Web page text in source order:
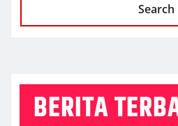
Search
BERITA